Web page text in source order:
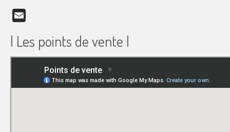
| Les points de vente |